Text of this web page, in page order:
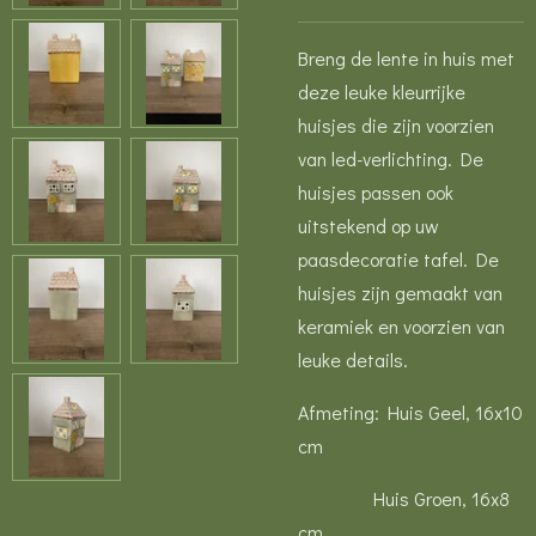
Breng de lente in huis met
deze leuke kleurrijke
huisjes die zijn voorzien
van led-verlichting. De
huisjes passen ook
uitstekend op uw
paasdecoratie tafel. De
huisjes zijn gemaakt van
keramiek en voorzien van
leuke details.
Afmeting: Huis Geel, 16x10
cm
Huis Groen, 16x8